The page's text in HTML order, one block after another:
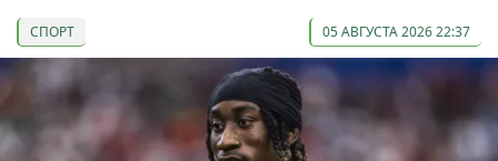
СПОРТ 05 АВГУСТА 2026 22:37